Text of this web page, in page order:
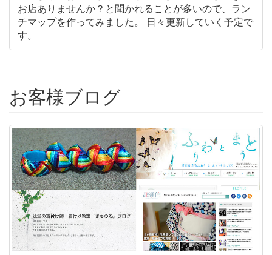
お店ありませんか？と聞かれることが多いので、ラン
チマップを作ってみました。 日々更新していく予定で
す。
お客様ブログ